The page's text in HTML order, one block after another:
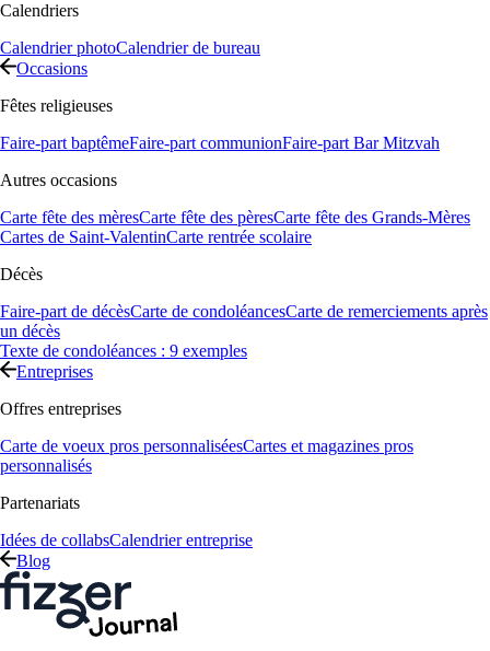
Calendriers
Calendrier photoCalendrier de bureau
Occasions
Fêtes religieuses
Faire-part baptêmeFaire-part communionFaire-part Bar Mitzvah
Autres occasions
Carte fête des mèresCarte fête des pèresCarte fête des Grands-Mères
Cartes de Saint-ValentinCarte rentrée scolaire
Décès
Faire-part de décèsCarte de condoléancesCarte de remerciements après
un décès
Texte de condoléances : 9 exemples
Entreprises
Offres entreprises
Carte de voeux pros personnaliséesCartes et magazines pros
personnalisés
Partenariats
Idées de collabsCalendrier entreprise
Blog